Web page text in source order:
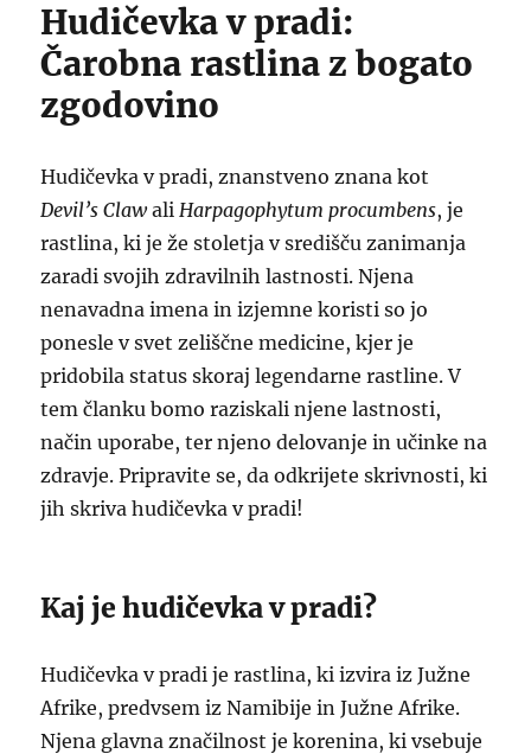
Hudičevka v pradi:
Čarobna rastlina z bogato
zgodovino
Hudičevka v pradi, znanstveno znana kot
Devil’s ClawaliHarpagophytum procumbens, je
rastlina, ki je že stoletja v središču zanimanja
zaradi svojih zdravilnih lastnosti. Njena
nenavadna imena in izjemne koristi so jo
ponesle v svet zeliščne medicine, kjer je
pridobila status skoraj legendarne rastline. V
tem članku bomo raziskali njene lastnosti,
način uporabe, ter njeno delovanje in učinke na
zdravje. Pripravite se, da odkrijete skrivnosti, ki
jih skriva hudičevka v pradi!
Kaj je hudičevka v pradi?
Hudičevka v pradi je rastlina, ki izvira iz Južne
Afrike, predvsem iz Namibije in Južne Afrike.
Njena glavna značilnost je korenina, ki vsebuje